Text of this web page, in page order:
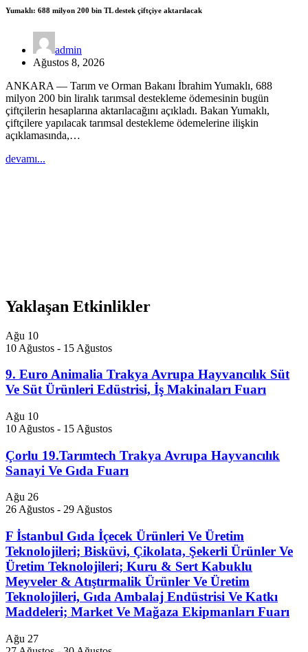
Yumaklı: 688 milyon 200 bin TL destek çiftçiye aktarılacak
admin
Ağustos 8, 2026
ANKARA — Tarım ve Orman Bakanı İbrahim Yumaklı, 688
milyon 200 bin liralık tarımsal destekleme ödemesinin bugün
çiftçilerin hesaplarına aktarılacağını açıkladı. Bakan Yumaklı,
çiftçilere yapılacak tarımsal destekleme ödemelerine ilişkin
açıklamasında,…
devamı...
Yaklaşan Etkinlikler
Ağu 10
10 Ağustos - 15 Ağustos
9. Euro Animalia Trakya Avrupa Hayvancılık Süt
Ve Süt Ürünleri Edüstrisi, İş Makinaları Fuarı
Ağu 10
10 Ağustos - 15 Ağustos
Çorlu 19.Tarımtech Trakya Avrupa Hayvancılık
Sanayi Ve Gıda Fuarı
Ağu 26
26 Ağustos - 29 Ağustos
F İstanbul Gıda İçecek Ürünleri Ve Üretim
Teknolojileri; Bisküvi, Çikolata, Şekerli Ürünler Ve
Üretim Teknolojileri; Kuru & Sert Kabuklu
Meyveler & Atıştırmalik Ürünler Ve Üretim
Teknolojileri, Gıda Ambalaj Endüstrisi Ve Katkı
Maddeleri; Market Ve Mağaza Ekipmanları Fuarı
Ağu 27